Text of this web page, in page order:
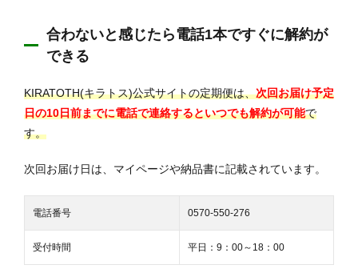
合わないと感じたら電話1本ですぐに解約が
できる
KIRATOTH(キラトス)公式サイトの定期便は、次回お届け予定
日の10日前までに電話で連絡するといつでも解約が可能で
す。
次回お届け日は、マイページや納品書に記載されています。
電話番号 0570-550-276
受付時間 平日：9：00～18：00